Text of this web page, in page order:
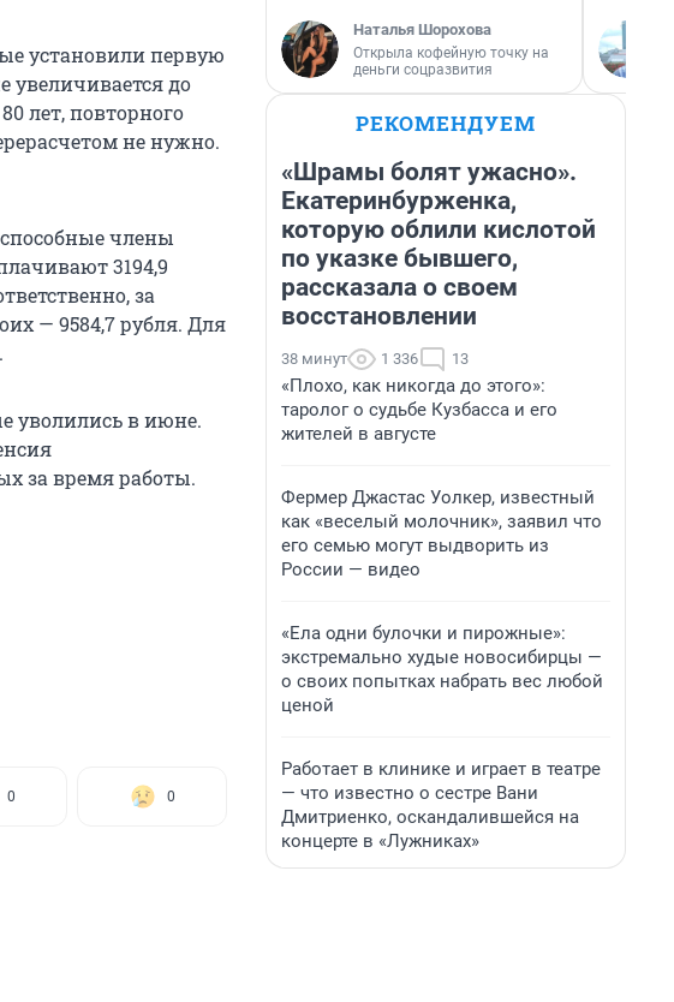
установили первую
увеличивается до
лет, повторного
не нужно.
члены
3194,9
за
— 9584,7 рубля. Для
уволились в июне.
за время работы.
0 0
Наталья Шорохова
Открыла кофейную точку на
деньги соцразвития
РЕКОМЕНДУЕМ
«Шрамы болят ужасно».
Екатеринбурженка,
которую облили кислотой
по указке бывшего,
рассказала о своем
восстановлении
38 минут 1 336 13
«Плохо, как никогда до этого»:
таролог о судьбе Кузбасса и его
жителей в августе
Фермер Джастас Уолкер, известный
как «веселый молочник», заявил что
его семью могут выдворить из
России — видео
«Ела одни булочки и пирожные»:
экстремально худые новосибирцы —
о своих попытках набрать вес любой
ценой
Работает в клинике и играет в театре
— что известно о сестре Вани
Дмитриенко, оскандалившейся на
концерте в «Лужниках»